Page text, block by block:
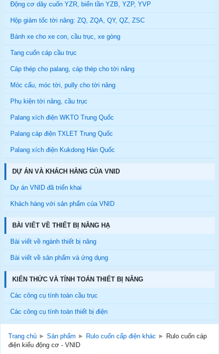
Động cơ dây cuốn YZR, biến tần YZB, YZP, YVP
Hộp giảm tốc tời nâng: ZQ, ZQA, QY, QZ, ZSC
Bánh xe cho xe con, cầu trục, xe gòng
Tang cuốn cáp cầu trục
Cáp thép cho palang, cáp thép cho tời nâng
Móc cẩu, móc tời, pully cho tời nâng
Phụ kiện tời nâng, cầu trục
Palang xích điện WKTO Trung Quốc
Palang cáp điện TXLET Trung Quốc
Palang xích điện Kukdong Hàn Quốc
DỰ ÁN VÀ KHÁCH HÀNG CỦA VNID
Dự án VNID đã triển khai
Khách hàng với sản phẩm của VNID
BÀI VIẾT VỀ THIẾT BỊ NÂNG HẠ
Bài viết về ngành thiết bị nâng
Bài viết về sản phẩm và ứng dụng
KIẾN THỨC VÀ TÍNH TOÁN THIẾT BỊ NÂNG
Các công cụ tính toán cầu trục
Các công cụ tính toán thiết bị điện
Trang chủ ► Sản phẩm ► Rulo cuốn cấp điện khác ► Rulo cuốn cáp
điện kiểu động cơ - VNID